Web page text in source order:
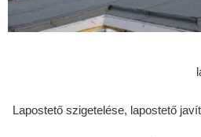
Egerfarmos
Erdőkövesd
lapostető
Lapostető szigetelése, lapostető